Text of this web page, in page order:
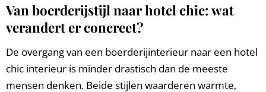
Van boerderijstijl naar hotel chic: wat
verandert er concreet?
De overgang van een boerderijinterieur naar een hotel
chic interieur is minder drastisch dan de meeste
mensen denken. Beide stijlen waarderen warmte,